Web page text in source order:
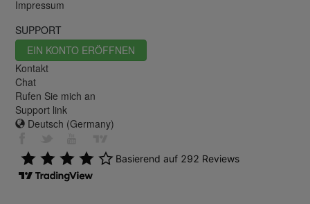
Impressum
SUPPORT
EIN KONTO ERÖFFNEN
Kontakt
Chat
Rufen Sie mich an
Support link
Deutsch (Germany)